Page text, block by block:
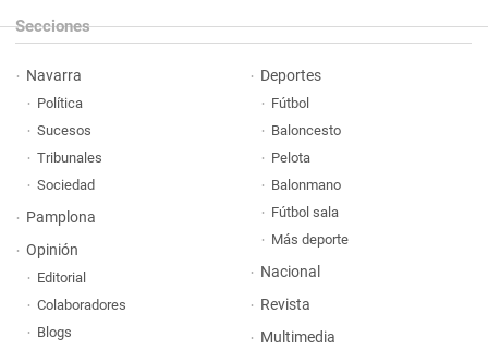
Secciones
Navarra
Política
Sucesos
Tribunales
Sociedad
Pamplona
Opinión
Editorial
Colaboradores
Blogs
Deportes
Fútbol
Baloncesto
Pelota
Balonmano
Fútbol sala
Más deporte
Nacional
Revista
Multimedia